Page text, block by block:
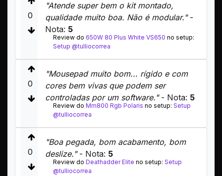
0
"Atende super bem o kit montado,
qualidade muito boa. Não é modular."-
Nota: 5
Review do 650W 80 Plus White VS650 no setup:
Setup @tulliocorrea
0
"Mousepad muito bom... rígido e com
cores bem vivas que podem ser
controladas por um software."- Nota: 5
Review do Mm800 Rgb Polaris no setup: Setup
@tulliocorrea
0
"Boa pegada, bom acabamento, bom
deslize."- Nota: 5
Review do Deathadder Elite no setup: Setup
@tulliocorrea